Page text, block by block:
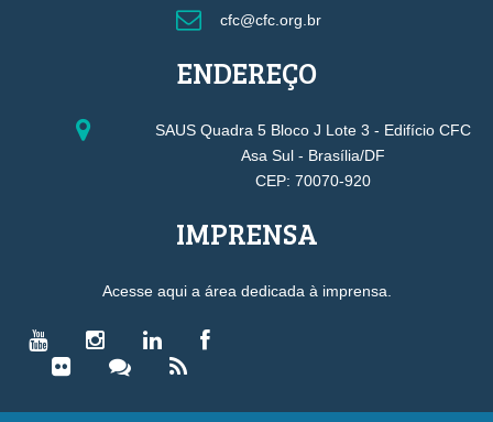
cfc@cfc.org.br
ENDEREÇO
SAUS Quadra 5 Bloco J Lote 3 - Edifício CFC
Asa Sul - Brasília/DF
CEP: 70070-920
IMPRENSA
Acesse aqui a área dedicada à imprensa.